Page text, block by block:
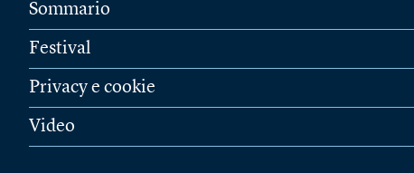
Sommario
Festival
Privacy e cookie
Video